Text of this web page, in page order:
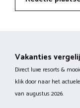
Vakanties
Direct luxe resorts &
klik door naar het
van augustus 2026.